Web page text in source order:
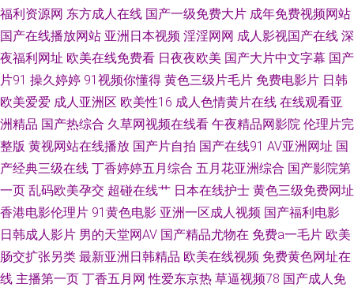
传媒51 麻豆www 亚洲A网 WWW85播播 黄色小视频链接 人人射性爱视频 伊
人黄色成人 俺去也com 黄色A片精品福利 男人天堂狠狠操 51视频偷拍 抖阴
蜜桃 免费日七视频 午夜小影视 超碰大秀美女 日本色熟女 91视屏免费看 国
产免费情爱视频 欧美极限扩肛 69xbcom 成人性交免费视屏 狼友视频久久
91rp爆 丁香五月花影院 日本电影a级久久 91鲁视频 国产精品色色 日本A∨中
草香蕉 深夜精品福利导航 日本綜合成人网 高清91ncn 欧美精品一 91超碰在
福利资源网 东方成人在线 国产一级免费大片 成年免费视频网站
国产在线播放网站 亚洲日本视频 淫淫网网 成人影视国产在线 深
夜福利网址 欧美在线免费看 日夜夜欧美 国产大片中文字幕 国产
片91 操久婷婷 91视频你懂得 黄色三级片毛片 免费电影片 日韩
欧美爱爱 成人亚洲区 欧美性16 成人色情黄片在线 在线观看亚
洲精品 国产热综合 久草网视频在线看 午夜精品网影院 伦理片完
整版 黄视网站在线播放 国产片自拍 国产在线91 AV亚洲网址 国
产经典三级在线 丁香婷婷五月综合 五月花亚洲综合 国产影院第
一页 乱码欧美孕交 超碰在线艹 日本在线护士 黄色三级免费网址
香港电影伦理片 91黄色电影 亚洲一区成人视频 国产福利电影
日韩成人影片 男的天堂网AV 国产精品尤物在 免费a一毛片 欧美
肠交扩张另类 最新亚洲日韩精品 欧美在线视频 免费黄色网址在
线 主播第一页 丁香五月网 性爱东京热 草逼视频78 国产成人免